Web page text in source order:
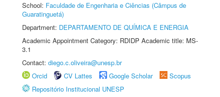
School: Faculdade de Engenharia e Ciências (Câmpus de
Guaratinguetá)
Department: DEPARTAMENTO DE QUÍMICA E ENERGIA
Academic Appointment Category: RDIDP Academic title: MS-
3.1
Contact: diego.c.oliveira@unesp.br
Orcid
CV Lattes Google Scholar
Scopus
Repositório Institucional UNESP